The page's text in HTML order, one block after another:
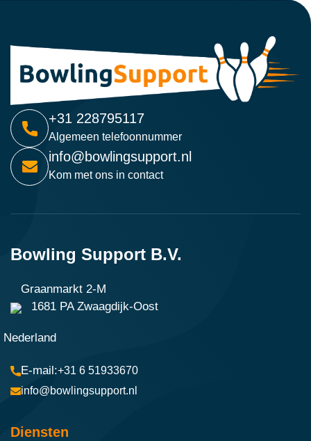
+31 228795117
Algemeen telefoonnummer
info@bowlingsupport.nl
Kom met ons in contact
Bowling Support B.V.
Graanmarkt 2-M
1681 PA Zwaagdijk-Oost
Nederland
+31 6 51933670
info@bowlingsupport.nl
Diensten